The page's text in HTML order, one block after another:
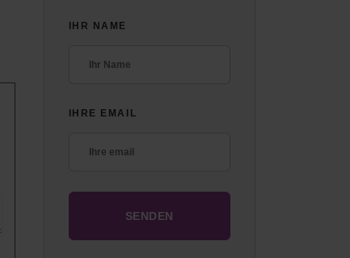
IHR NAME
IHRE EMAIL